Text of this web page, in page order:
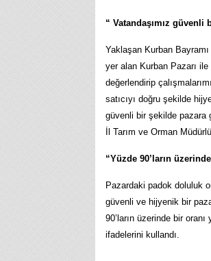
“ Vatandaşımız
Yaklaşan Kurban
yer alan Kurban Pazarı
değerlendirip
satıcıyı doğru şekilde
güvenli bir şekilde pazara
İl Tarım ve Orman
“Yüzde 90’ların
Pazardaki padok doluluk
güvenli ve hijyenik bir
90’ların üzerinde bir
ifadelerini kullandı.